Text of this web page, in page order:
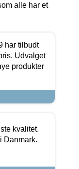
alle har et
har tilbudt
Udvalget
produkter
kvalitet.
Danmark.